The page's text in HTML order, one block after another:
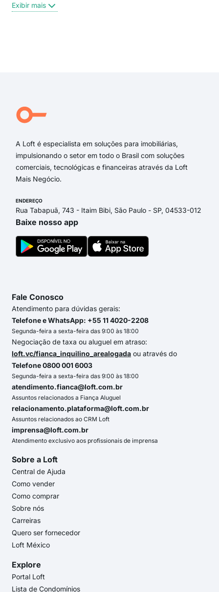
Exibir mais
A Loft é especialista em soluções para imobiliárias,
impulsionando o setor em todo o Brasil com soluções
comerciais, tecnológicas e financeiras através da Loft
Mais Negócio.
ENDEREÇO
Rua Tabapuã, 743 - Itaim Bibi, São Paulo - SP, 04533-012
Baixe nosso app
Fale Conosco
Atendimento para dúvidas gerais:
Telefone e WhatsApp: +55 11 4020-2208
Segunda-feira a sexta-feira das 9:00 às 18:00
Negociação de taxa ou aluguel em atraso:
loft.vc/fianca_inquilino_arealogada ou através do
Telefone 0800 001 6003
Segunda-feira a sexta-feira das 9:00 às 18:00
atendimento.fianca@loft.com.br
Assuntos relacionados a Fiança Aluguel
relacionamento.plataforma@loft.com.br
Assuntos relacionados ao CRM Loft
imprensa@loft.com.br
Atendimento exclusivo aos profissionais de imprensa
Sobre a Loft
Central de Ajuda
Como vender
Como comprar
Sobre nós
Carreiras
Quero ser fornecedor
Loft México
Explore
Portal Loft
Lista de Condomínios